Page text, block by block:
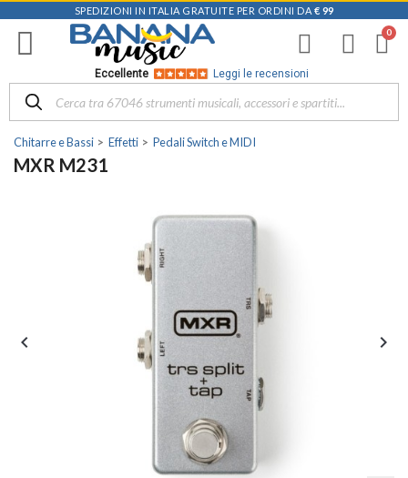
SPEDIZIONI IN ITALIA GRATUITE PER ORDINI DA € 99
Eccellente Leggi le recensioni
Chitarre e Bassi Effetti Pedali Switch e MIDI
MXR M231
 